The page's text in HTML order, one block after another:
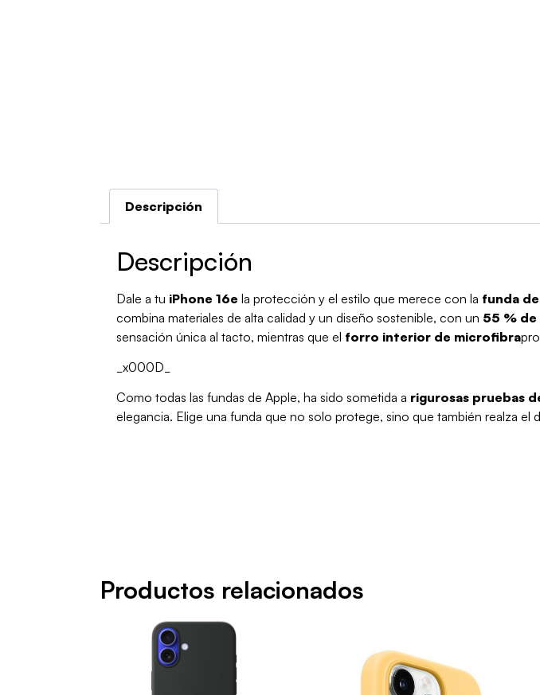
Descripción
Descripción
Dale a tu iPhone 16e la protección y el estilo que merece con la funda
combina materiales de alta calidad y un diseño sostenible, con un 55 % de
sensación única al tacto, mientras que el forro interior de microfibra
_x000D_
Como todas las fundas de Apple, ha sido sometida a rigurosas pruebas
elegancia. Elige una funda que no solo protege, sino que también realza el
Productos relacionados